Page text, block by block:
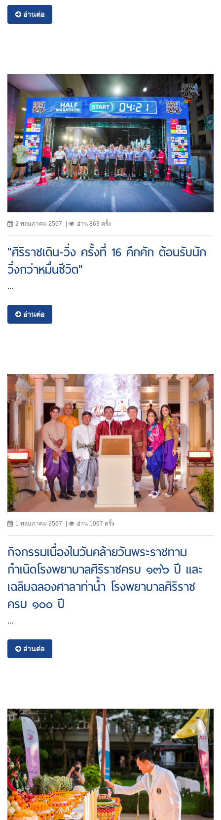
อ่านต่อ
2 พฤษภาคม 2567 อ่าน 863 ครั้ง
"ศิริราชเดิน-วิ่ง ครั้งที่ 16 คึกคัก ต้อนรับนัก
วิ่งกว่าหมื่นชีวิต"
...
อ่านต่อ
1 พฤษภาคม 2567 อ่าน 1067 ครั้ง
กิจกรรมเนื่องในวันคล้ายวันพระราชทาน
กำเนิดโรงพยาบาลศิริราชครบ ๑๓๖ ปี เเละ
เฉลิมฉลองศาลาท่าน้ำ โรงพยาบาลศิริราช
ครบ ๑๐๐ ปี
...
อ่านต่อ